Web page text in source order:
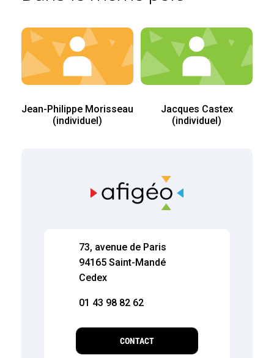
Jean-Philippe Morisseau
(individuel)
Jacques Castex
(individuel)
73, avenue de Paris
94165 Saint-Mandé
Cedex
01 43 98 82 62
CONTACT